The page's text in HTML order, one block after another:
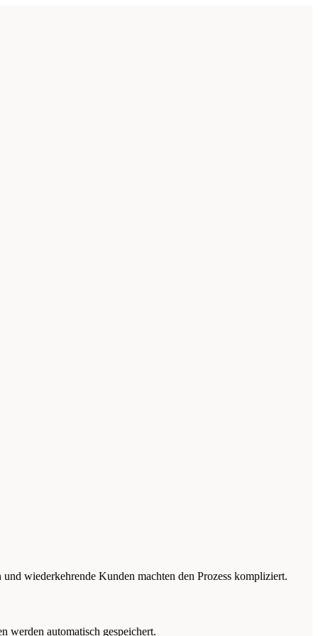
wiederkehrende Kunden machten den Prozess kompliziert.
werden automatisch gespeichert.